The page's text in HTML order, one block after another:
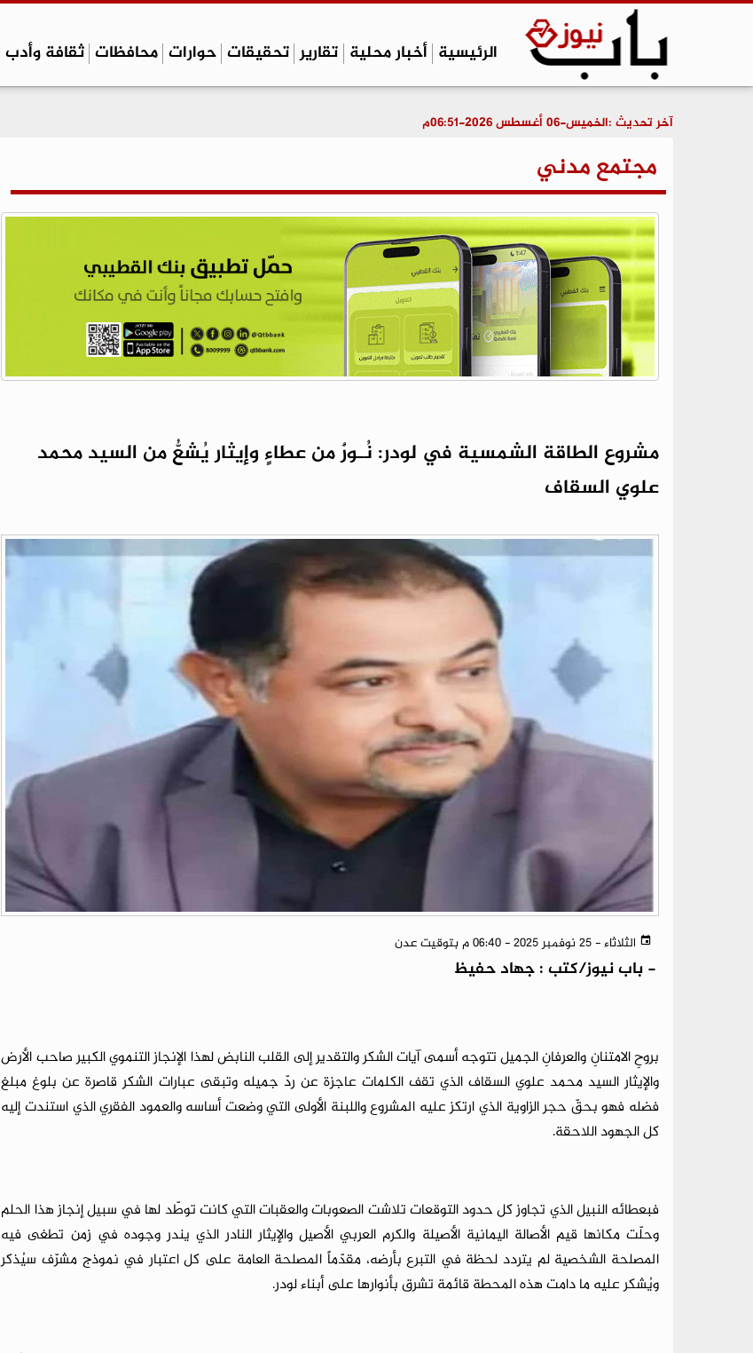
الرئيسية أخبار محلية تقارير تحقيقات حوارات محافظات ثقافة وأدب
آخر تحديث :الخميس-06 أغسطس 2026-06:51م
مجتمع مدني
مشروع الطاقة الشمسية في لودر: نُـورٌ من عطاءٍ وإيثار يُشعُّ من السيد محمد
علوي السقاف
الثلاثاء - 25 نوفمبر 2025 - 06:40 م بتوقيت عدن
- باب نيوز/كتب : جهاد حفيظ
بروحِ الامتنانِ والعرفانِ الجميل تتوجه أسمى آيات الشكر والتقدير إلى القلب النابض لهذا الإنجاز التنموي الكبير صاحب الأرض
والإيثار السيد محمد علوي السقاف الذي تقف الكلمات عاجزة عن ردّ جميله وتبقى عبارات الشكر قاصرة عن بلوغ مبلغ
فضله فهو بحقّ حجر الزاوية الذي ارتكز عليه المشروع واللبنة الأولى التي وضعت أساسه والعمود الفقري الذي استندت إليه
كل الجهود اللاحقة.
فبعطائه النبيل الذي تجاوز كل حدود التوقعات تلاشت الصعوبات والعقبات التي كانت توطّد لها في سبيل إنجاز هذا الحلم
وحلّت مكانها قيم الأصالة اليمانية الأصيلة والكرم العربي الأصيل والإيثار النادر الذي يندر وجوده في زمن تطغى فيه
المصلحة الشخصية لم يتردد لحظة في التبرع بأرضه، مقدّماً المصلحة العامة على كل اعتبار في نموذج مشرّف سيُذكر
ويُشكر عليه ما دامت هذه المحطة قائمة تشرق بأنوارها على أبناء لودر.